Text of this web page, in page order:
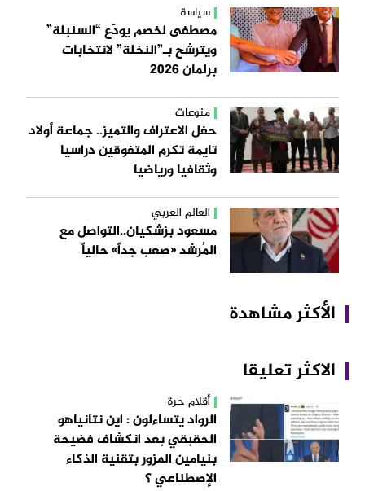
سياسة
مصطفى لخصم يودّع “السنبلة”
ويترشح بـ”النخلة” لانتخابات
برلمان 2026
منوعات
حفل الاعتراف والتميز.. جماعة أولاد
تايمة تكرم المتفوقين دراسيا
وثقافيا ورياضيا
العالم العربي
مسعود بزشكيان..التواصل مع
المُرشد «صعب جداً» حالياً
الأكثر مشاهدة
الاكثر تعليقا
أقلام حرة
الرواد يتساءلون : اين نتانياهو
الحقبقي بعد انكشاف فضيحة
بنيامين المزور بتقنية الذكاء
الإصطناعي ؟